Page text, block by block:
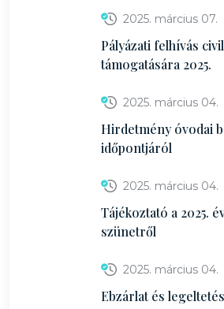
2025. március 07.
Pályázati felhívás
támogatására 2025.
2025. március 04.
Hirdetmény óvodai
időpontjáról
2025. március 04.
Tájékoztató a 2025.
szünetről
2025. március 04.
Ebzárlat és